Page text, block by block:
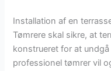
Installation af en
Tømrere skal sikre, at
konstrueret for at
professionel tømrer vil